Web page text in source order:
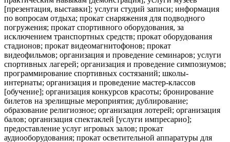
[презентация, выставки]; услуги студий записи; информация
по вопросам отдыха; прокат снаряжения для подводного
погружения; прокат спортивного оборудования, за
исключением транспортных средств; прокат оборудования
стадионов; прокат видеомагнитофонов; прокат
видеофильмов; организация и проведение семинаров; услуги
спортивных лагерей; организация и проведение симпозиумов;
программирование спортивных состязаний; школы-
интернаты; организация и проведение мастер-классов
[обучение]; организация конкурсов красоты; бронирование
билетов на зрелищные мероприятия; дублирование;
образование религиозное; организация лотерей; организация
балов; организация спектаклей [услуги импресарио];
предоставление услуг игровых залов; прокат
аудиооборудования; прокат осветительной аппаратуры для